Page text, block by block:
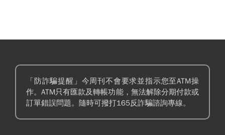
「防詐騙提醒」今周刊不會要求並指示您至ATM操
作。ATM只有匯款及轉帳功能，無法解除分期付款或
訂單錯誤問題。隨時可撥打165反詐騙諮詢專線。